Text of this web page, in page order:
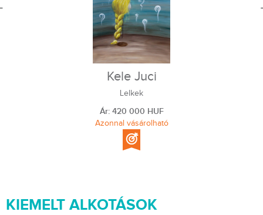
Kele Juci
Lelkek
Ár: 420 000 HUF
Azonnal vásárolható
KIEMELT ALKOTÁSOK